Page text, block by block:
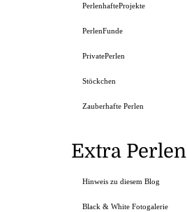
PerlenhafteProjekte
PerlenFunde
PrivatePerlen
Stöckchen
Zauberhafte Perlen
Extra Perlen
Hinweis zu diesem Blog
Black & White Fotogalerie